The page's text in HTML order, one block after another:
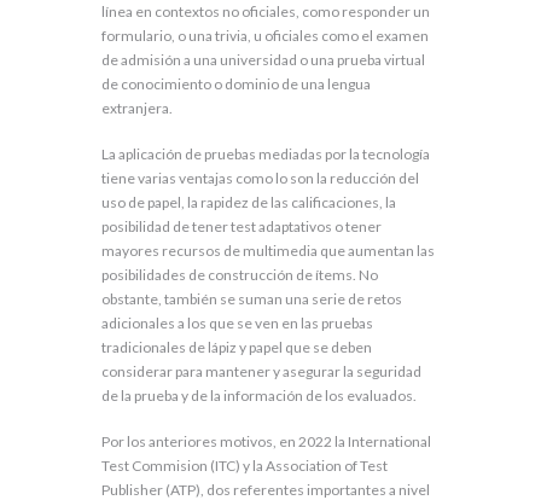
línea en contextos no oficiales, como responder un
formulario, o una trivia, u oficiales como el examen
de admisión a una universidad o una prueba virtual
de conocimiento o dominio de una lengua
extranjera.
La aplicación de pruebas mediadas por la tecnología
tiene varias ventajas como lo son la reducción del
uso de papel, la rapidez de las calificaciones, la
posibilidad de tener test adaptativos o tener
mayores recursos de multimedia que aumentan las
posibilidades de construcción de ítems. No
obstante, también se suman una serie de retos
adicionales a los que se ven en las pruebas
tradicionales de lápiz y papel que se deben
considerar para mantener y asegurar la seguridad
de la prueba y de la información de los evaluados.
Por los anteriores motivos, en 2022 la International
Test Commision (ITC) y la Association of Test
Publisher (ATP), dos referentes importantes a nivel